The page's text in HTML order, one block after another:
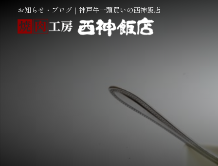
お知らせ・ブログ｜神戸牛一頭買いの西神飯店